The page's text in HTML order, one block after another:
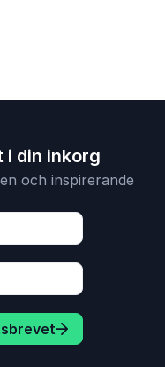
i din inkorg
och inspirerande